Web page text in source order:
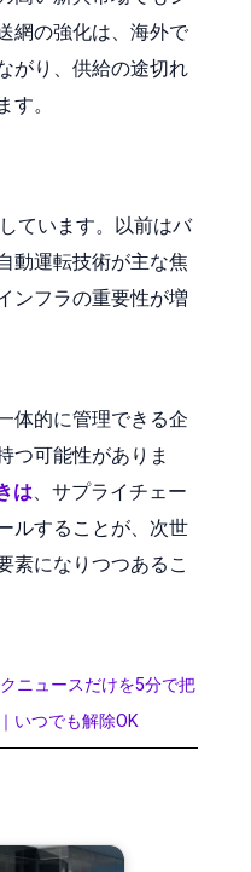
網の強化は、海外で
がり、供給の途切れ
す。
ています。以前はバ
動運転技術が主な焦
ンフラの重要性が増
体的に管理できる企
つ可能性がありま
は、サプライチェー
ルすることが、次世
素になりつつあるこ
ニュースだけを5分で把
いつでも解除OK